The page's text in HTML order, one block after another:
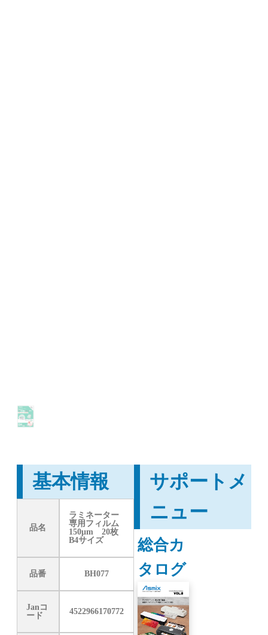
基本情報
品名
ラミネーター
専用フィルム
150μm 20枚
B4サイズ
品番 BH077
Janコ
ード
4522966170772
サポートメ
ニュー
総合カ
タログ